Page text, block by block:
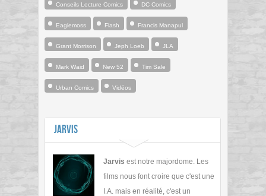
Conseils Lecture Comics DC Comics
Eaglemoss Flash Francis Manapul
Grant Morrison Jeph Loeb JLA
Mark Waid New 52 Tim Sale
Urban Comics Vidéos
Jarvis
Jarvis est notre majordome. Les
films nous font croire que c'est une
I.A. mais en réalité, c'est un